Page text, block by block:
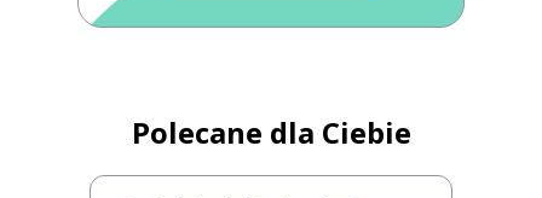
Polecane dla Ciebie